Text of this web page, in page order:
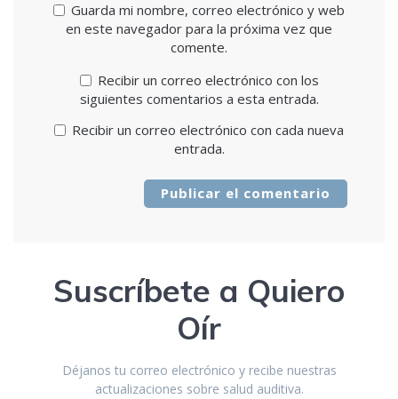
Guarda mi nombre, correo electrónico y web
en este navegador para la próxima vez que
comente.
Recibir un correo electrónico con los
siguientes comentarios a esta entrada.
Recibir un correo electrónico con cada nueva
entrada.
Suscríbete a Quiero
Oír
Déjanos tu correo electrónico y recibe nuestras
actualizaciones sobre salud auditiva.